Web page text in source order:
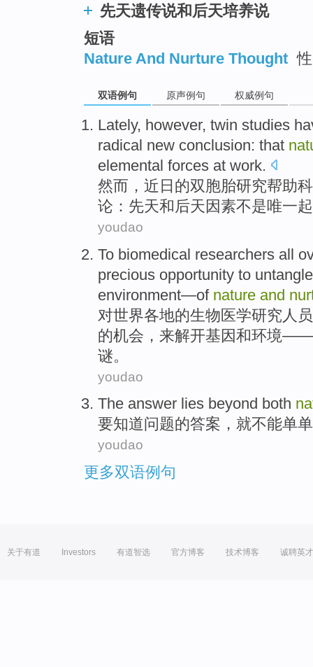
先天遗传说和后天培养说
短语
Nature And Nurture Thought
双语例句 原声例句 权威例句
Lately, however, twin studies
radical new conclusion: that
elemental forces at work.
然而 ，近日的双胞胎研究帮助
论 ： 先天和 后天因素不是唯一
youdao
To biomedical researchers all
precious opportunity to untangle
environment—of nature and
对世界各地的生物医学研究人员
的机会 ， 来解开基因和环境——
谜。
youdao
The answer lies beyond both
要知道问题的答案，就不能单单
youdao
更多双语例句
关于有道 Investors 有道智选 官方博客 技术博客 诚聘英才